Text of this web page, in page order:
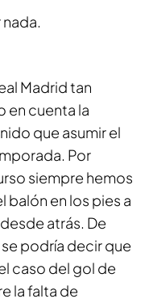
Madrid tan
en cuenta la
que asumir el
Por
siempre hemos
balón en los pies a
atrás. De
podría decir que
caso del gol de
la falta de